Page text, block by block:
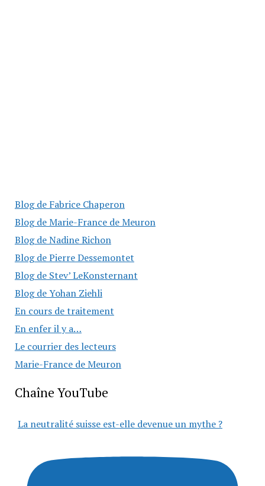
Blog de Fabrice Chaperon
Blog de Marie-France de Meuron
Blog de Nadine Richon
Blog de Pierre Dessemontet
Blog de Stev’ LeKonsternant
Blog de Yohan Ziehli
En cours de traitement
En enfer il y a…
Le courrier des lecteurs
Marie-France de Meuron
Chaîne YouTube
La neutralité suisse est-elle devenue un mythe ?